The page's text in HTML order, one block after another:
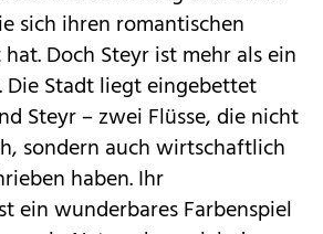
sich ihren romantischen
Doch Steyr ist mehr als ein
Die Stadt liegt eingebettet
Steyr – zwei Flüsse, die nicht
sondern auch wirtschaftlich
haben. Ihr
ein wunderbares Farbenspiel